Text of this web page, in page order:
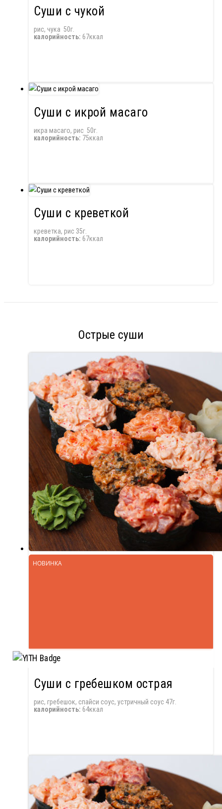
Суши с чукой
рис, чука 50г.
калорийность: 67ккал
Суши с икрой масаго
икра масаго, рис 50г.
калорийность: 75ккал
Суши с креветкой
креветка, рис 35г.
калорийность: 67ккал
Острые суши
НОВИНКА
Суши с гребешком острая
рис, гребешок, спайси соус, устричный соус 47г.
калорийность: 64ккал